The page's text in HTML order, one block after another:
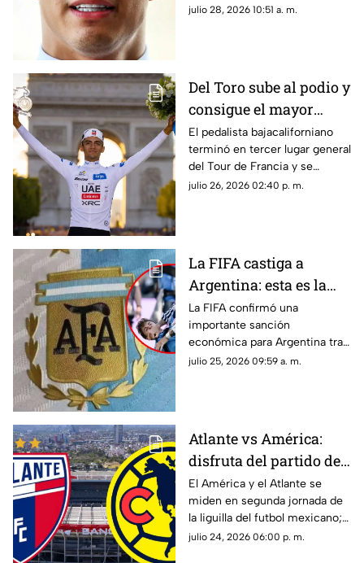
puso en alto el automovilismo
julio 28, 2026 10:51 a. m.
Del Toro sube al podio y
consigue el mayor
triunfo del ciclismo
nacional
El pedalista bajacaliforniano
terminó en tercer lugar general
del Tour de Francia y se
coronó como el mejor joven
julio 26, 2026 02:40 p. m.
La FIFA castiga a
Argentina: esta es la
fuerte MULTA que
deberá pagar tras la
final ante España |
VIDEO
La FIFA confirmó una
importante sanción
económica para Argentina tras
la final de la Copa Mundial de la
julio 25, 2026 09:59 a. m.
Atlante vs América:
disfruta del partido de
laliga MX EN VIVO y
totalmente GRATIS aquí
El América y el Atlante se
miden en segunda jornada de
la liguilla del futbol mexicano;
disfruta del partido totalmente
julio 24, 2026 06:00 p. m.